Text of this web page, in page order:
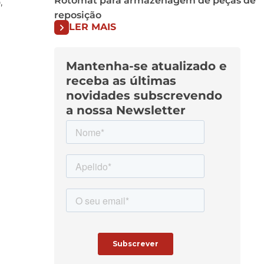
reposição
LER MAIS
Mantenha-se atualizado e
receba as últimas
novidades subscrevendo
a nossa Newsletter